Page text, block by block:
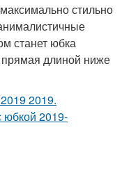
стильно
станет юбка
длиной ниже